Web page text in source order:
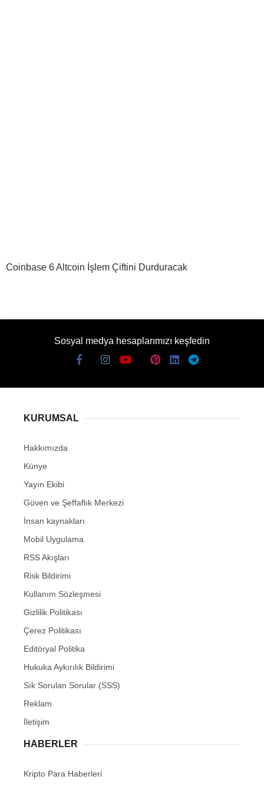
Coinbase 6 Altcoin İşlem Çiftini Durduracak
Sosyal medya hesaplarımızı keşfedin
KURUMSAL
Hakkımızda
Künye
Yayın Ekibi
Güven ve Şeffaflık Merkezi
İnsan kaynakları
Mobil Uygulama
RSS Akışları
Risk Bildirimi
Kullanım Sözleşmesi
Gizlilik Politikası
Çerez Politikası
Editöryal Politika
Hukuka Aykırılık Bildirimi
Sık Sorulan Sorular (SSS)
Reklam
İletişim
HABERLER
Kripto Para Haberleri